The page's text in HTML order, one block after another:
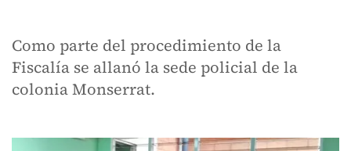
Como parte del procedimiento de la
Fiscalía se allanó la sede policial de la
colonia Monserrat.